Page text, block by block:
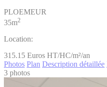
PLOEMEUR
35m2
Location:
315.15 Euros HT/HC/m²/an
Photos Plan Description détaillée
3 photos